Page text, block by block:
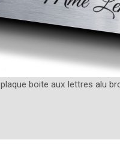
plaque boite aux lettres alu